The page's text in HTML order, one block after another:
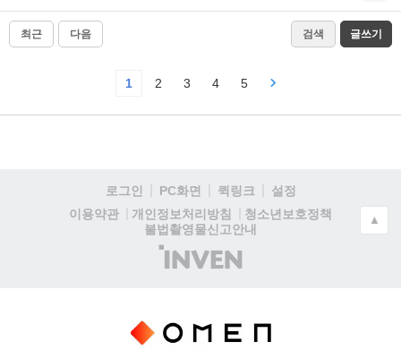
최근 다음 검색 글쓰기
1 2 3 4 5
로그인 PC화면 퀵링크
설정
이용약관
개인정보처리방침
청소년보호정책
불법촬영물신고안내
(주)
인
▲